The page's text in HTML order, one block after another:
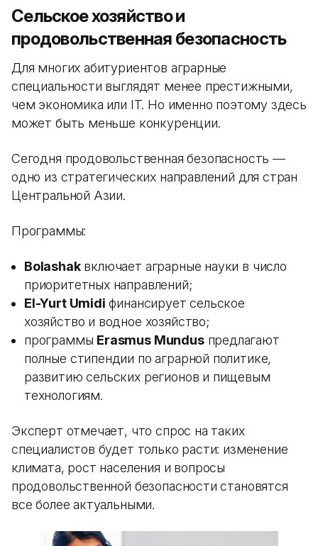
Сельское хозяйство и
продовольственная безопасность
Для многих абитуриентов аграрные
специальности выглядят менее престижными,
чем экономика или IT. Но именно поэтому здесь
может быть меньше конкуренции.
Сегодня продовольственная безопасность —
одно из стратегических направлений для стран
Центральной Азии.
Программы:
Bolashakвключает аграрные науки в число
приоритетных направлений;
El-Yurt Umidi финансирует сельское
хозяйство и водное хозяйство;
программы Erasmus Mundusпредлагают
полные стипендии по аграрной политике,
развитию сельских регионов и пищевым
технологиям.
Эксперт отмечает, что спрос на таких
специалистов будет только расти: изменение
климата, рост населения и вопросы
продовольственной безопасности становятся
все более актуальными.